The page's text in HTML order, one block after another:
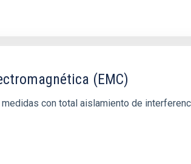
(EMC)
con total aislamiento de